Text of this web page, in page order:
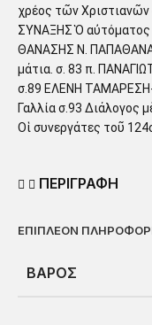
χρέος τῶν
ΣΥΝΑΞΗΣ Ὁ αὐτόματος
ΘΑΝΑΣΗΣ Ν.
μάτια. σ. 83 π.
σ.89 ΕΛΕΝΗ
Γαλλία σ.93 Διάλογος
Οἱ συνεργάτες τοῦ
ΠΕΡΙΓΡΑΦΗ
ΕΠΙΠΛΈΟΝ
ΒΆΡΟΣ